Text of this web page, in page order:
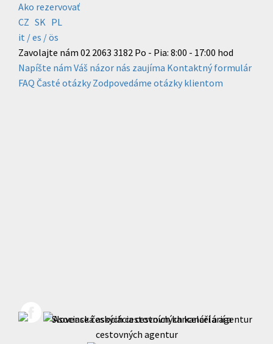
Ako rezervovať
CZ SK PL
it /es / ös
Zavolajte nám 02 2063 3182 Po - Pia: 8:00 - 17:00 hod
Napíšte nám Váš názor nás zaujíma Kontaktný formulár
FAQ Časté otázky Zodpovedáme otázky klientom